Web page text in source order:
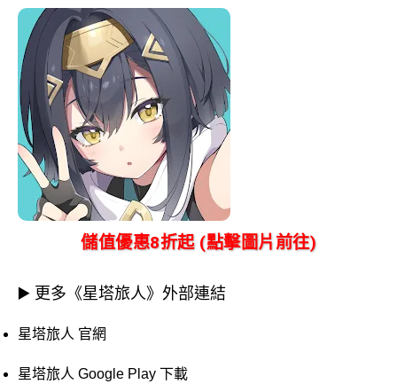
儲值優惠8折起 (點擊圖片前往)
▶️ 更多《星塔旅人》外部連結
星塔旅人 官網
星塔旅人 Google Play 下載